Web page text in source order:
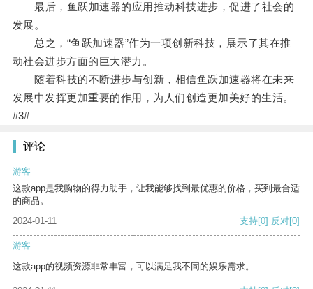
最后，鱼跃加速器的应用推动科技进步，促进了社会的
发展。
总之，“鱼跃加速器”作为一项创新科技，展示了其在推
动社会进步方面的巨大潜力。
随着科技的不断进步与创新，相信鱼跃加速器将在未来
发展中发挥更加重要的作用，为人们创造更加美好的生活。
#3#
评论
游客
这款app是我购物的得力助手，让我能够找到最优惠的价格，买到最合适
的商品。
2024-01-11
支持[0] 反对[0]
游客
这款app的视频资源非常丰富，可以满足我不同的娱乐需求。